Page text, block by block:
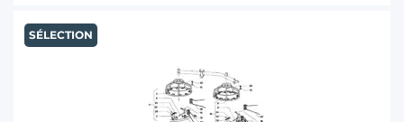
SÉLECTION